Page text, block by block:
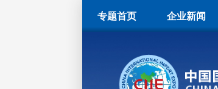
专题首页 企业新闻